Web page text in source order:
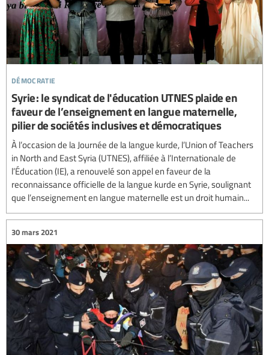
démocratie
Syrie : le syndicat de l'éducation UTNES plaide en
faveur de l’enseignement en langue maternelle,
pilier de sociétés inclusives et démocratiques
À l’occasion de la Journée de la langue kurde, l’Union of Teachers
in North and East Syria (UTNES), affiliée à l’Internationale de
l’Éducation (IE), a renouvelé son appel en faveur de la
reconnaissance officielle de la langue kurde en Syrie, soulignant
que l’enseignement en langue maternelle est un droit humain...
30 mars 2021